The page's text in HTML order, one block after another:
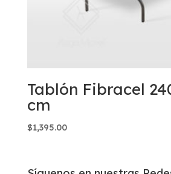
Tablón Fibracel
cm
$1,395.00